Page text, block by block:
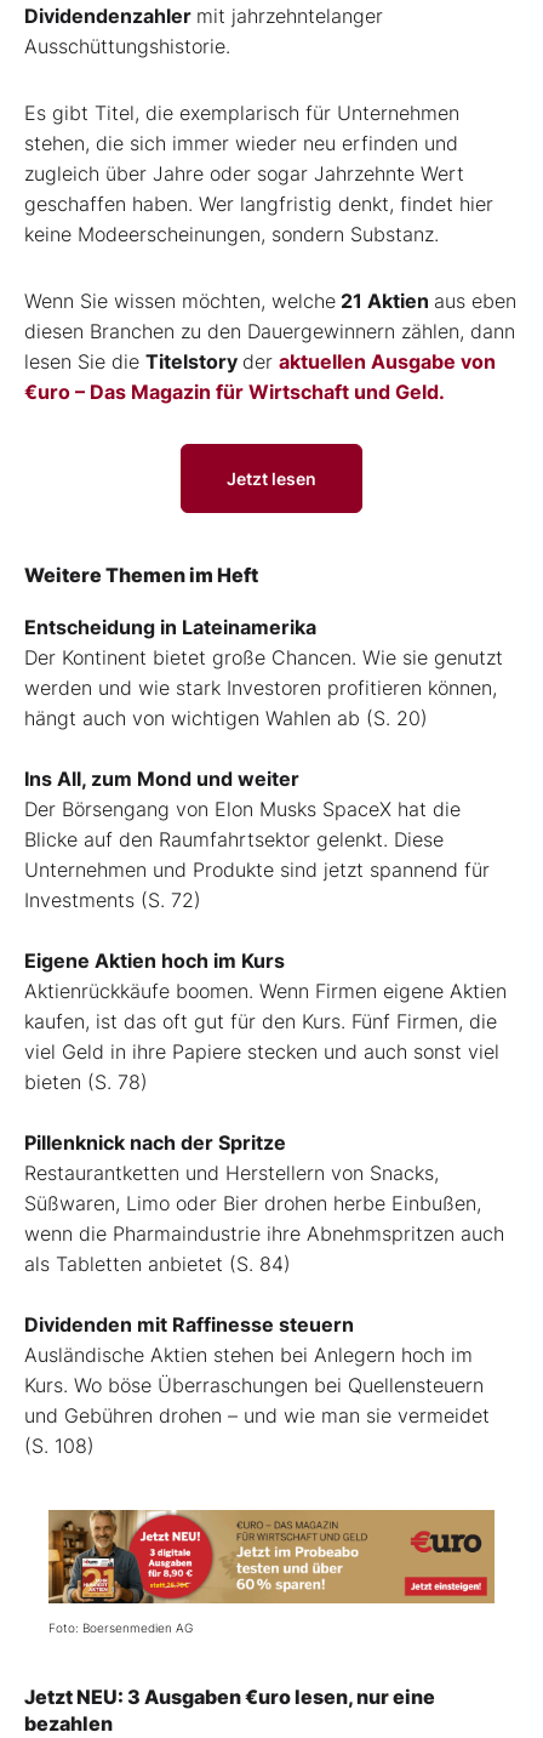
Dividendenzahler mit jahrzehntelanger
Ausschüttungshistorie.
Es gibt Titel, die exemplarisch für Unternehmen
stehen, die sich immer wieder neu erfinden und
zugleich über Jahre oder sogar Jahrzehnte Wert
geschaffen haben. Wer langfristig denkt, findet hier
keine Modeerscheinungen, sondern Substanz.
Wenn Sie wissen möchten, welche 21 Aktien aus eben
diesen Branchen zu den Dauergewinnern zählen, dann
lesen Sie die Titelstory der aktuellen Ausgabe von
€uro – Das Magazin für Wirtschaft und Geld.
Jetzt lesen
Weitere Themen im Heft
Entscheidung in Lateinamerika
Der Kontinent bietet große Chancen. Wie sie genutzt
werden und wie stark Investoren profitieren können,
hängt auch von wichtigen Wahlen ab (S. 20)
Ins All, zum Mond und weiter
Der Börsengang von Elon Musks SpaceX hat die
Blicke auf den Raumfahrtsektor gelenkt. Diese
Unternehmen und Produkte sind jetzt spannend für
Investments (S. 72)
Eigene Aktien hoch im Kurs
Aktienrückkäufe boomen. Wenn Firmen eigene Aktien
kaufen, ist das oft gut für den Kurs. Fünf Firmen, die
viel Geld in ihre Papiere stecken und auch sonst viel
bieten (S. 78)
Pillenknick nach der Spritze
Restaurantketten und Herstellern von Snacks,
Süßwaren, Limo oder Bier drohen herbe Einbußen,
wenn die Pharmaindustrie ihre Abnehmspritzen auch
als Tabletten anbietet (S. 84)
Dividenden mit Raffinesse steuern
Ausländische Aktien stehen bei Anlegern hoch im
Kurs. Wo böse Überraschungen bei Quellensteuern
und Gebühren drohen – und wie man sie vermeidet
(S. 108)
Foto: Boersenmedien AG
Jetzt NEU: 3 Ausgaben €uro lesen, nur eine
bezahlen